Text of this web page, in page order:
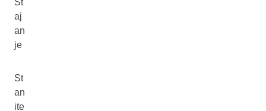
St
aj
an
je
St
an
ite